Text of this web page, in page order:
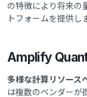
の特徴により将来の
トフォームを提供し
Amplify
多様な計算リソース
は複数のベンダーが